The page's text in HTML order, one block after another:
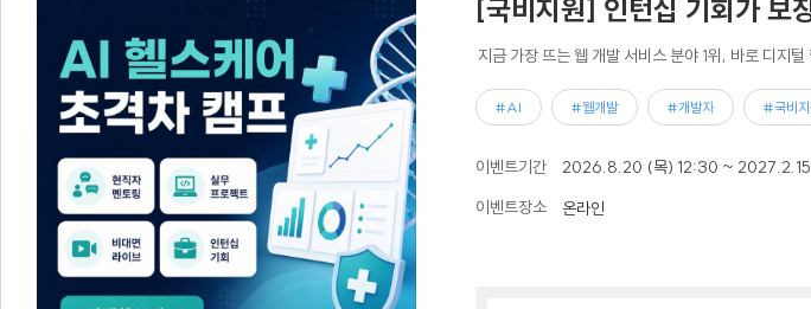
[국비지원] 인턴십 기회가 보
지금 가장 뜨는 웹 개발 서비스 분야 1위, 바로 디지
#AI #웹개발 #개발자 #국비지
이벤트기간 2026.8.20 (목) 12:30 ~
이벤트장소 온라인